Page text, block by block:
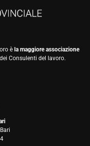
èla maggiore associazione
Consulenti del lavoro.